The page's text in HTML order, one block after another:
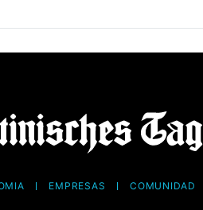
EMPRESAS COMUNIDAD